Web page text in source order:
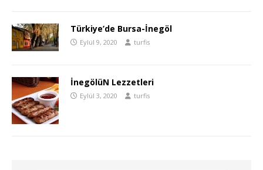
Türkiye’de Bursa-İnegöl
Eylül 9, 2020 turfis
İnegölüN Lezzetleri
Eylül 3, 2020 turfis